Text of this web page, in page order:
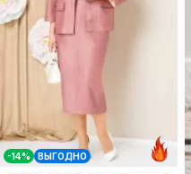
-14% ВЫГОДНО